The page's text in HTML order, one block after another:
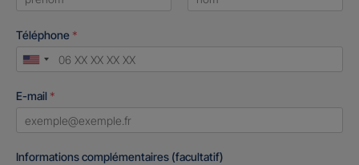
Téléphone *
United
+1
E-mail *
Informations complémentaires (facultatif)